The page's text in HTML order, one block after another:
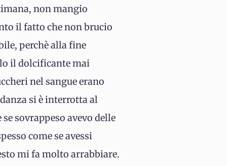
non mangio
il fatto che non brucio
perchè alla fine
il dolcificante mai
nel sangue erano
si è interrotta al
sovrappeso avevo delle
come se avessi
mi fa molto arrabbiare.